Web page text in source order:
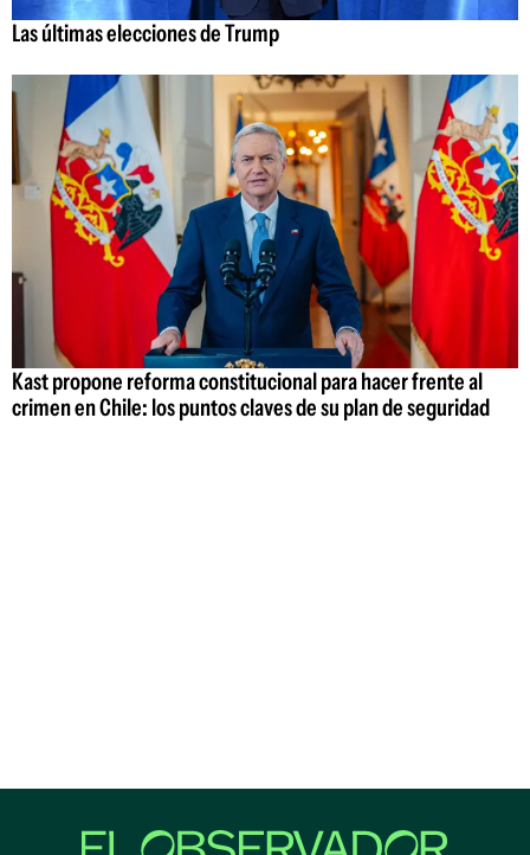
Las últimas elecciones de Trump
Kast propone reforma constitucional para hacer frente al
crimen en Chile: los puntos claves de su plan de seguridad